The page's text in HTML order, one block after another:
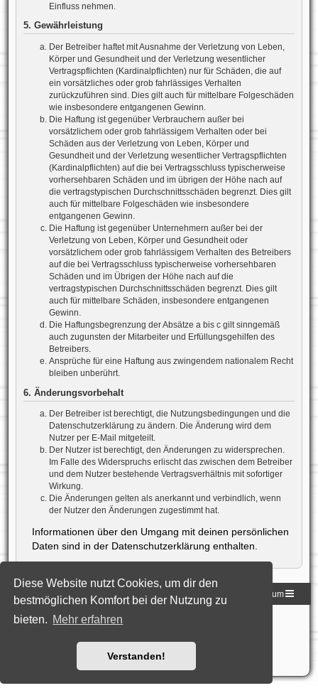
Diese Website nutzt Cookies, um dir den
bestmöglichen Komfort bei der Nutzung zu
bieten. Mehr erfahren
Verstanden!
Einfluss nehmen.
5. Gewährleistung
Der Betreiber haftet mit Ausnahme der Verletzung von Leben,
Körper und Gesundheit und der Verletzung wesentlicher
Vertragspflichten (Kardinalpflichten) nur für Schäden, die auf
ein vorsätzliches oder grob fahrlässiges Verhalten
zurückzuführen sind. Dies gilt auch für mittelbare Folgeschäden
wie insbesondere entgangenen Gewinn.
Die Haftung ist gegenüber Verbrauchern außer bei
vorsätzlichem oder grob fahrlässigem Verhalten oder bei
Schäden aus der Verletzung von Leben, Körper und
Gesundheit und der Verletzung wesentlicher Vertragspflichten
(Kardinalpflichten) auf die bei Vertragsschluss typischerweise
vorhersehbaren Schäden und im übrigen der Höhe nach auf
die vertragstypischen Durchschnittsschäden begrenzt. Dies gilt
auch für mittelbare Folgeschäden wie insbesondere
entgangenen Gewinn.
Die Haftung ist gegenüber Unternehmern außer bei der
Verletzung von Leben, Körper und Gesundheit oder
vorsätzlichem oder grob fahrlässigem Verhalten des Betreibers
auf die bei Vertragsschluss typischerweise vorhersehbaren
Schäden und im Übrigen der Höhe nach auf die
vertragstypischen Durchschnittsschäden begrenzt. Dies gilt
auch für mittelbare Schäden, insbesondere entgangenen
Gewinn.
Die Haftungsbegrenzung der Absätze a bis c gilt sinngemäß
auch zugunsten der Mitarbeiter und Erfüllungsgehilfen des
Betreibers.
Ansprüche für eine Haftung aus zwingendem nationalem Recht
bleiben unberührt.
6. Änderungsvorbehalt
Der Betreiber ist berechtigt, die Nutzungsbedingungen und die
Datenschutzerklärung zu ändern. Die Änderung wird dem
Nutzer per E-Mail mitgeteilt.
Der Nutzer ist berechtigt, den Änderungen zu widersprechen.
Im Falle des Widerspruchs erlischt das zwischen dem Betreiber
und dem Nutzer bestehende Vertragsverhältnis mit sofortiger
Wirkung.
Die Änderungen gelten als anerkannt und verbindlich, wenn
der Nutzer den Änderungen zugestimmt hat.
Informationen über den Umgang mit deinen persönlichen
Daten sind in der Datenschutzerklärung enthalten.
Homepage der DLG Foren-Übersicht Impressum
Powered byphpBB® Forum Software © phpBB Limited
Style: Black-Silver-Split by Joyce&LunaphpBB-Style-Design
Nutzungsbedingungen